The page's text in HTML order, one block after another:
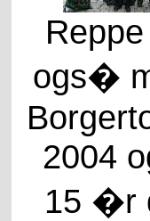
ogs�
2004
15 �r